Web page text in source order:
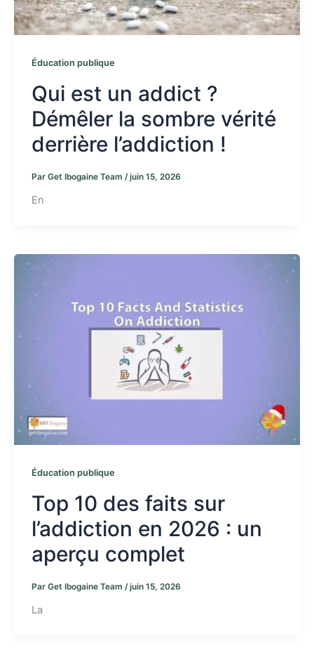
Éducation publique
Qui est un addict ?
Démêler la sombre vérité
derrière l’addiction !
Par Get Ibogaine Team /juin 15, 2026
En
Éducation publique
Top 10 des faits sur
l’addiction en 2026 : un
aperçu complet
Par Get Ibogaine Team /juin 15, 2026
La